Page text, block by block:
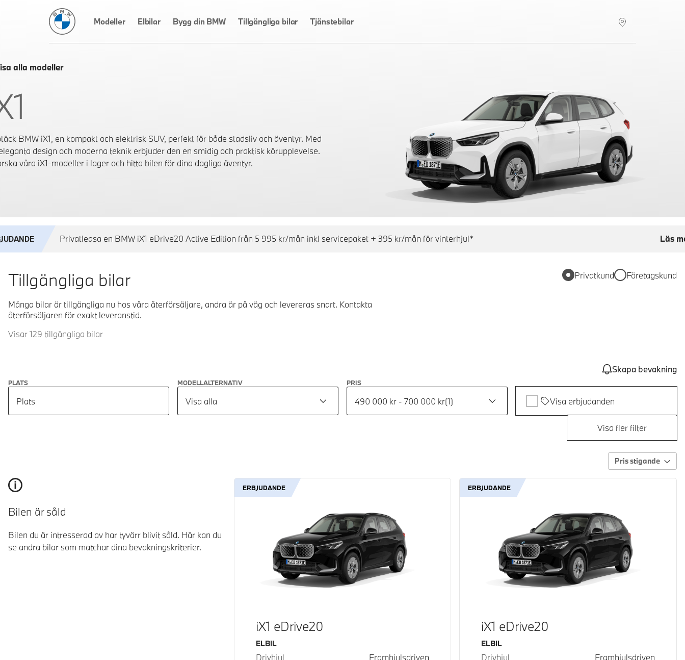
BMW Sverige
Modeller Elbilar Bygg din BMW Tillgängliga bilar Tjänstebilar
alla modeller
BMW iX1, en kompakt och elektrisk SUV, perfekt för både stadsliv och äventyr. Med
design och moderna teknik erbjuder den en smidig och praktisk körupplevelse.
våra iX1-modeller i lager och hitta bilen för dina dagliga äventyr.
Privatleasa en BMW iX1 eDrive20 Active Edition från 5 995 kr/mån inkl servicepaket + 395 kr/mån för vinterhjul* Läs
Tillgängliga bilar
Många bilar är tillgängliga nu hos våra återförsäljare, andra är på väg och levereras snart. Kontakta
återförsäljaren för exakt leveranstid.
Visar 129 tillgängliga bilar
Privatkund Företagskund
Skapa bevakning
PLATS
Plats
MODELLALTERNATIV
Visa alla
PRIS
490 000 kr - 700 000 kr(1) Visa erbjudanden
Visa fler filter
Pris stigande
Bilen är såld
Bilen du är intresserad av har tyvärr blivit såld. Här kan du
se andra bilar som matchar dina bevakningskriterier.
ERBJUDANDE
iX1 eDrive20
Bränsle
ELBIL
Drivhjul
Framhjulsdriven
ERBJUDANDE
iX1 eDrive20
Bränsle
ELBIL
Drivhjul
Framhjulsdriven